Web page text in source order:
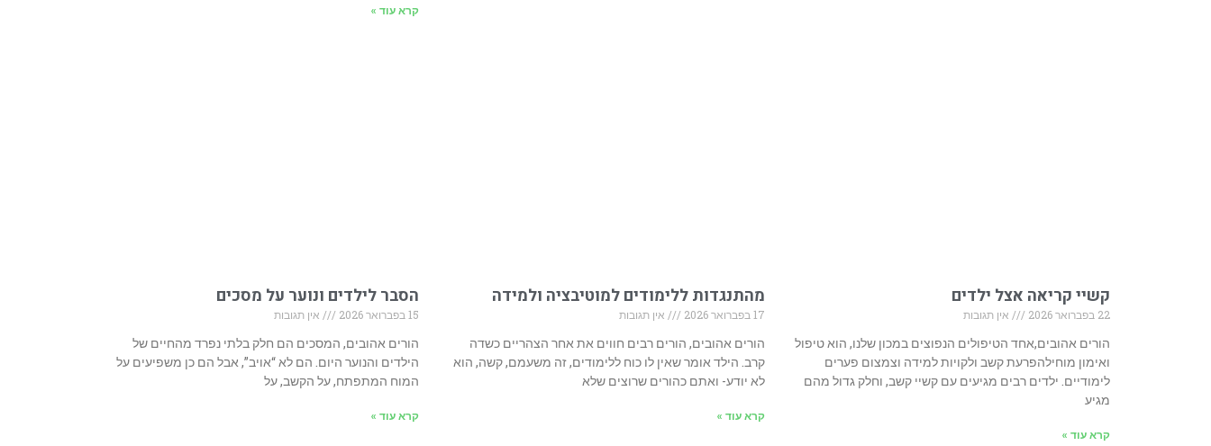
קרא עוד »
קשיי קריאה אצל ילדים
22 בפברואר 2026 אין תגובות
הורים אהובים,אחד הטיפולים הנפוצים במכון שלנו, הוא טיפול
ואימון מוחילהפרעת קשב ולקויות למידה וצמצום פערים
לימודיים. ילדים רבים מגיעים עם קשיי קשב, וחלק גדול מהם
מגיע
קרא עוד »
מהתנגדות ללימודים למוטיבציה ולמידה
17 בפברואר 2026 אין תגובות
הורים אהובים, הורים רבים חווים את אחר הצהריים כשדה
קרב. הילד אומר שאין לו כוח ללימודים, זה משעמם, קשה, הוא
לא יודע- ואתם כהורים שרוצים שלא
קרא עוד »
הסבר לילדים ונוער על מסכים
15 בפברואר 2026 אין תגובות
הורים אהובים, המסכים הם חלק בלתי נפרד מהחיים של
הילדים והנוער היום. הם לא “אויב”, אבל הם כן משפיעים על
המוח המתפתח, על הקשב, על
קרא עוד »